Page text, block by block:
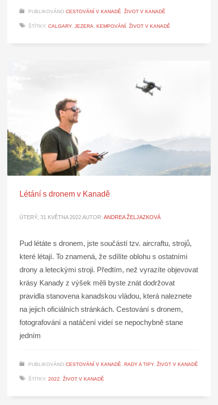
PUBLIKOVÁNO CESTOVÁNÍ V KANADĚ, ŽIVOT V KANADĚ
ŠTÍTKY: CALGARY, JEZERA, KEMPOVÁNÍ, ŽIVOT V KANADĚ
Létání s dronem v Kanadě
ÚTERÝ, 31 KVĚTNA 2022AUTOR: ANDREA ŽELJAZKOVÁ
Pud létáte s dronem, jste součástí tzv. aircraftu, strojů,
které létají. To znamená, že sdílíte oblohu s ostatními
drony a leteckými stroji. Předtím, než vyrazíte objevovat
krásy Kanady z výšek měli byste znát dodržovat
pravidla stanovena kanadskou vládou, která naleznete
na jejich oficiálních stránkách. Cestování s dronem,
fotografování a natáčení videí se nepochybně stane
jedním
PUBLIKOVÁNO CESTOVÁNÍ V KANADĚ, RADY A TIPY, ŽIVOT V KANADĚ
ŠTÍTKY: 2022, ŽIVOT V KANADĚ